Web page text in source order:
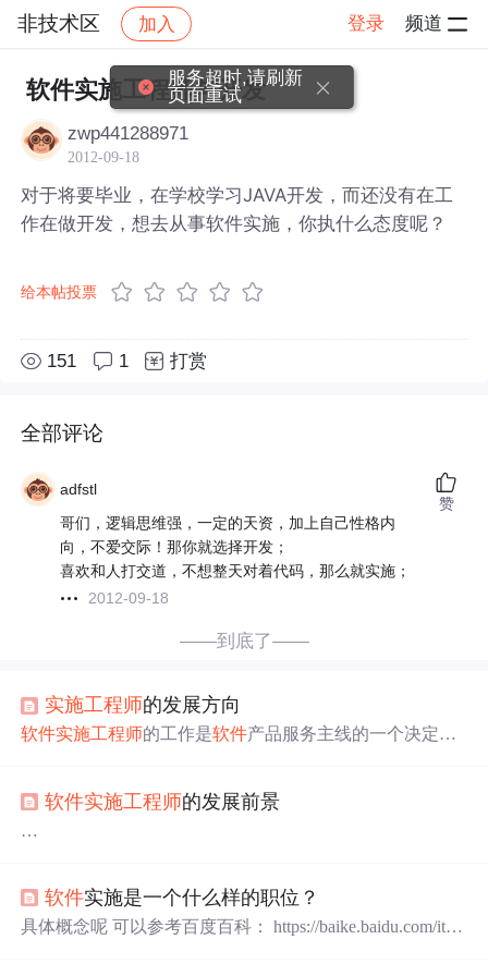
非技术区 加入 登录 频道
社区 非技术区 帖子详情
软件实施工程师与开发
zwp441288971
2012-09-18
对于将要毕业，在学校学习JAVA开发，而还没有在工
作在做开发，想去从事软件实施，你执什么态度呢？
给本帖投票
151 1 打赏
全部评论
adfstl
哥们，逻辑思维强，一定的天资，加上自己性格内
向，不爱交际！那你就选择开发；
喜欢和人打交道，不想整天对着代码，那么就实施；
2012-09-18
赞
——到底了——
实施工程师的发展方向
软件实施工程师的工作是软件产品服务主线的一个决定性
就是软件的成功。软件的实施，其实并不是一件看起来很
发 的软件安装、调试、定制开发及维护，还有少部分硬
件、网络的工作； 负责现场培训： 现场
软件应用培训；
协助项目验收； 负责需
软件实施工程师的发展前景
呢？要让用户真正使用起来，让用户满意，用户的成功也
就是软件的成功。软件的实施，其实并不是一件看起来很
软件实施是一个什么样的职位？
具体概念呢 可以参考百度百科： https://baike.baidu.com/ite
服务超时,请刷新
页面重试